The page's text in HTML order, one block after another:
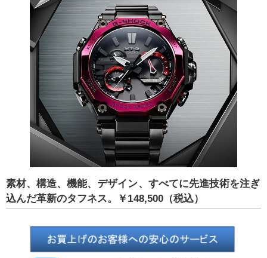
素材、構造、機能、デザイン、すべてに先進技術を注ぎ
込んだ革新のタフネス。
￥148,500（税込）